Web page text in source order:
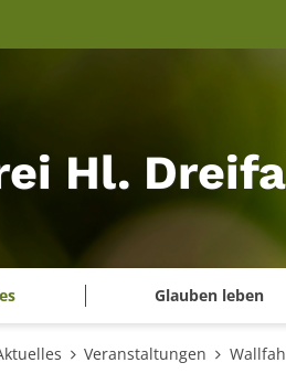
Hl.
Glauben leben
Veranstaltungen